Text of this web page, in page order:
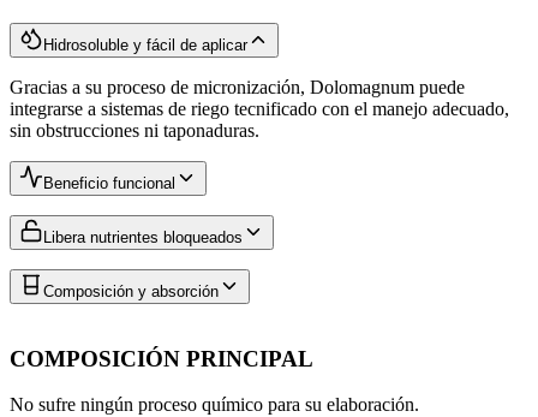
Hidrosoluble y fácil de aplicar
Gracias a su proceso de micronización, Dolomagnum puede
integrarse a sistemas de riego tecnificado con el manejo adecuado,
sin obstrucciones ni taponaduras.
Beneficio funcional
Libera nutrientes bloqueados
Composición y absorción
COMPOSICIÓN PRINCIPAL
No sufre ningún proceso químico para su elaboración.